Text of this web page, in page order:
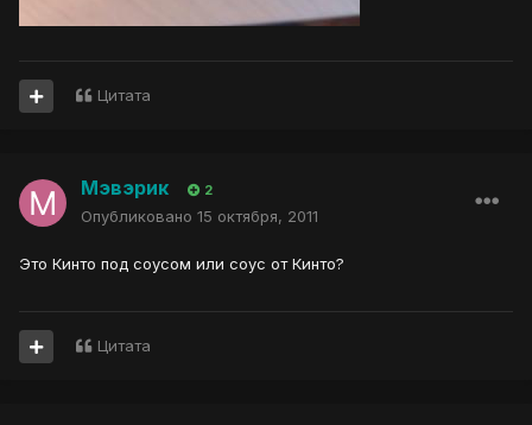
Цитата
Мэвэрик 2
Опубликовано 15 октября, 2011
Это Кинто под соусом или соус от Кинто?
Цитата